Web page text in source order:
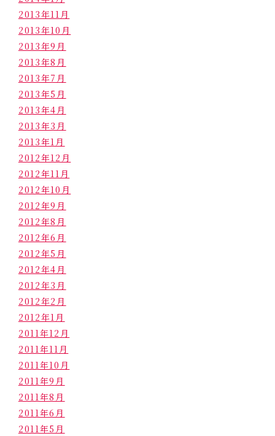
2013年11月
2013年10月
2013年9月
2013年8月
2013年7月
2013年5月
2013年4月
2013年3月
2013年1月
2012年12月
2012年11月
2012年10月
2012年9月
2012年8月
2012年6月
2012年5月
2012年4月
2012年3月
2012年2月
2012年1月
2011年12月
2011年11月
2011年10月
2011年9月
2011年8月
2011年6月
2011年5月